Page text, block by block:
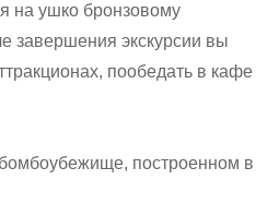
на ушко бронзовому
завершения экскурсии вы
пообедать в кафе
построенном в